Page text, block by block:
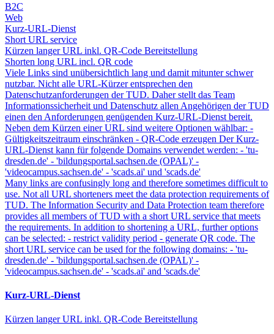
B2C
Web
Kurz-URL-Dienst
Short URL service
Kürzen langer URL inkl. QR-Code Bereitstellung
Shorten long URL incl. QR code
Viele Links sind unübersichtlich lang und damit mitunter schwer
nutzbar. Nicht alle URL-Kürzer entsprechen den
Datenschutzanforderungen der TUD. Daher stellt das Team
Informationssicherheit und Datenschutz allen Angehörigen der TUD
einen den Anforderungen genügenden Kurz-URL-Dienst bereit.
Neben dem Kürzen einer URL sind weitere Optionen wählbar: -
Gültigkeitszeitraum einschränken - QR-Code erzeugen Der Kurz-
URL-Dienst kann für folgende Domains verwendet werden: - 'tu-
dresden.de' - 'bildungsportal.sachsen.de (OPAL)' -
'videocampus.sachsen.de' - 'scads.ai' und 'scads.de'
Many links are confusingly long and therefore sometimes difficult to
use. Not all URL shorteners meet the data protection requirements of
TUD. The Information Security and Data Protection team therefore
provides all members of TUD with a short URL service that meets
the requirements. In addition to shortening a URL, further options
can be selected: - restrict validity period - generate QR code. The
short URL service can be used for the following domains: - 'tu-
dresden.de' - 'bildungsportal.sachsen.de (OPAL)' -
'videocampus.sachsen.de' - 'scads.ai' and 'scads.de'
Kurz-URL-Dienst
Kürzen langer URL inkl. QR-Code Bereitstellung